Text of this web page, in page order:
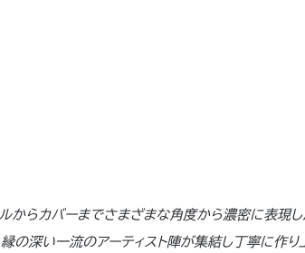
からカバーまでさまざまな角度から濃密に表現し
い一流のアーティスト陣が集結し丁寧に作り